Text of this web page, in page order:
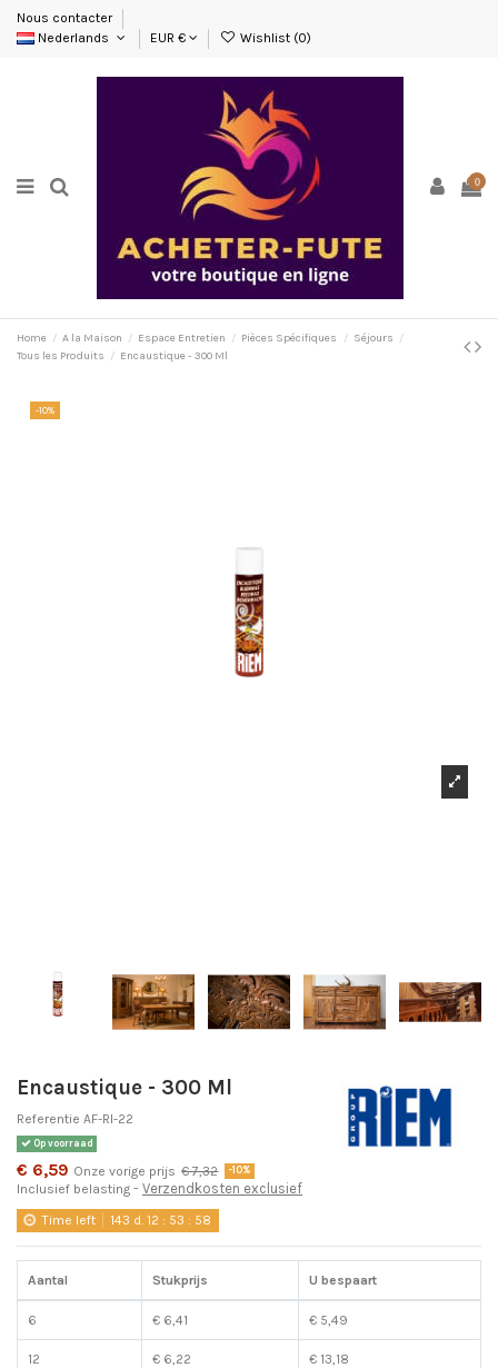
Nous contacter
Nederlands
EUR € Wishlist (0)
0
Home A la Maison Espace Entretien Pièces Spécifiques
Séjours
Tous les Produits
Encaustique - 300 Ml
-10%
Encaustique - 300 Ml
Referentie AF-RI-22
Op voorraad
€ 6,59 Onze vorige prijs € 7,32 -10%
Inclusief belasting Verzendkosten exclusief
Time left 143 d. 12 : 53 : 58
Aantal Stukprijs U bespaart
6 € 6,41 € 5,49
12 € 6,22 € 13,18